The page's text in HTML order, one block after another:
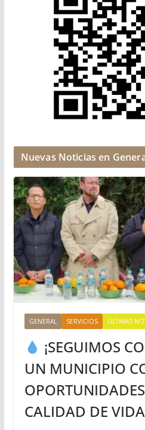
Nuevas Noticias en
GENERAL SERVICIOS ULTIMAS
¡SEGUIMOS
UN MUNICIPIO
CALIDAD DE